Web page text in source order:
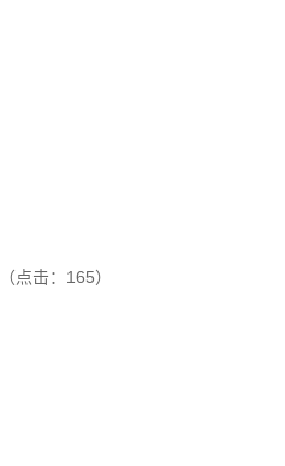
（点击： 165）